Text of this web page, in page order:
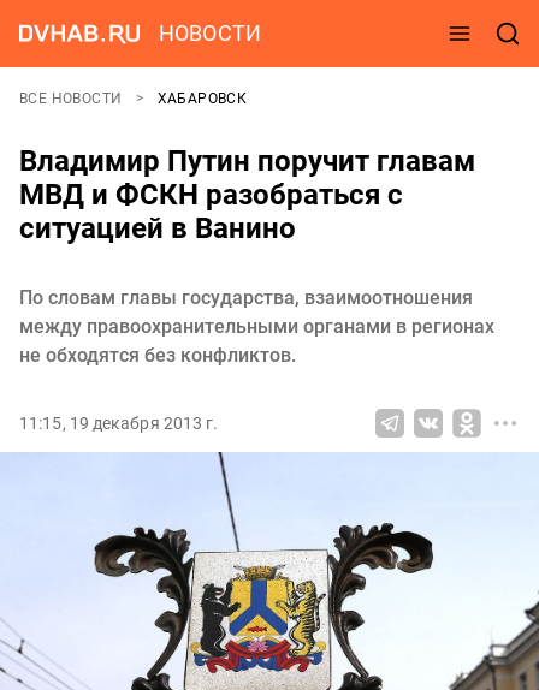
НОВОСТИ
ВСЕ НОВОСТИ ХАБАРОВСК
Владимир Путин поручит главам
МВД и ФСКН разобраться с
ситуацией в Ванино
По словам главы государства, взаимоотношения
между правоохранительными органами в регионах
не обходятся без конфликтов.
11:15, 19 декабря 2013 г.